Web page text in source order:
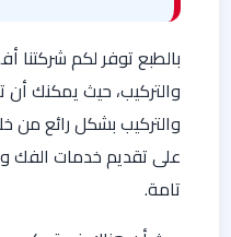
بالطبع توفر لكم
والتركيب، حيث يمكنك
والتركيب بشكل رائع
على تقديم خدمات الفك
تامة.